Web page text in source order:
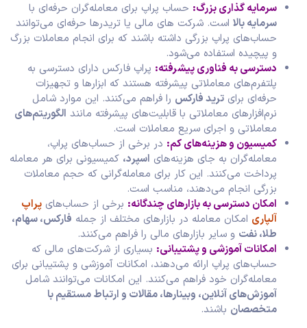
سرمایه گذاری بزرگ: حساب پراپ برای معامله‌گران حرفه‌ای با
سرمایه بالا است. شرکت‌ های مالی یا تریدرها حرفه‌ای می‌توانند
حساب‌های پراپ بزرگی داشته باشند که برای انجام معاملات بزرگ
و پیچیده استفاده می‌شود.
دسترسی به فناوری پیشرفته: پراپ فارکس دارای دسترسی به
پلتفرم‌های معاملاتی پیشرفته هستند که ابزارها و تجهیزات
حرفه‌ای برای ترید فارکس را فراهم می‌کنند. این موارد شامل
نرم‌افزارهای معاملاتی با قابلیت‌های پیشرفته مانند الگوریتم‌های
معاملاتی و اجرای سریع معاملات است.
کمیسیون و هزینه‌های کم: در برخی از حساب‌های پراپ،
معامله‌گران به جای هزینه‌های اسپرد، کمیسیونی برای هر معامله
پرداخت می‌کنند. این کار برای معامله‌گرانی که حجم معاملات
بزرگی انجام می‌دهند، مناسب است.
امکان دسترسی به بازارهای چندگانه: برخی از حساب‌های پراپ
آلپاری امکان معامله در بازارهای مختلف از جمله فارکس، سهام،
طلا، نفت و سایر بازارهای مالی را فراهم می‌کنند.
امکانات آموزشی و پشتیبانی: بسیاری از شرکت‌های مالی که
حساب‌های پراپ ارائه می‌دهند، امکانات آموزشی و پشتیبانی برای
معامله‌گران خود فراهم می‌کنند. این امکانات می‌توانند شامل
آموزش‌های آنلاین، وبینارها، مقالات و ارتباط مستقیم با
متخصصان باشند.